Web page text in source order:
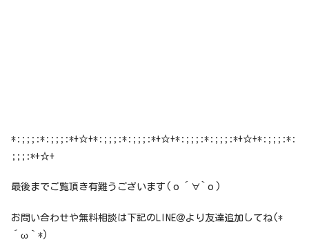
*:;;;:*:;;;:*+☆+*:;;;:*:;;;:*+☆+*:;;;:*:;;;:*+☆+*:;;;:*:
;;;:*+☆+
最後までご覧頂き有難うございます(о´∀`о)
お問い合わせや無料相談は下記のLINE＠より友達追加してね(*
´ω｀*)